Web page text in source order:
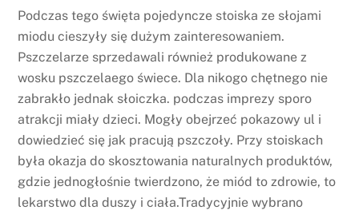
Podczas tego święta pojedyncze stoiska ze słojami
miodu cieszyły się dużym zainteresowaniem.
Pszczelarze sprzedawali również produkowane z
wosku pszczelaego świece. Dla nikogo chętnego nie
zabrakło jednak słoiczka. podczas imprezy sporo
atrakcji miały dzieci. Mogły obejrzeć pokazowy ul i
dowiedzieć się jak pracują pszczoły. Przy stoiskach
była okazja do skosztowania naturalnych produktów,
gdzie jednogłośnie twierdzono, że miód to zdrowie, to
lekarstwo dla duszy i ciała.Tradycyjnie wybrano